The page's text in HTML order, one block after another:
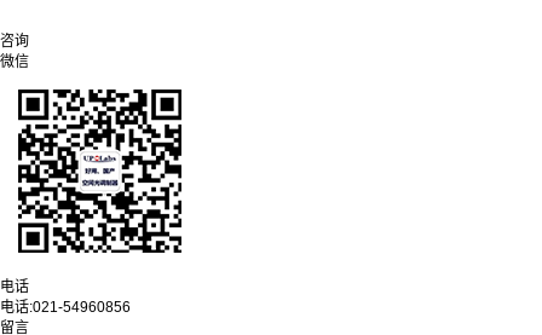
咨询
微信
电话
电话:021-54960856
留言